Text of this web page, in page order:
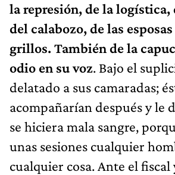
la represión, de la logística,
del calabozo, de las
grillos. También de la
odio en su voz. Bajo el
delatado a sus camaradas;
acompañarían después y le
se hiciera mala sangre,
unas sesiones cualquier
cualquier cosa. Ante el fiscal